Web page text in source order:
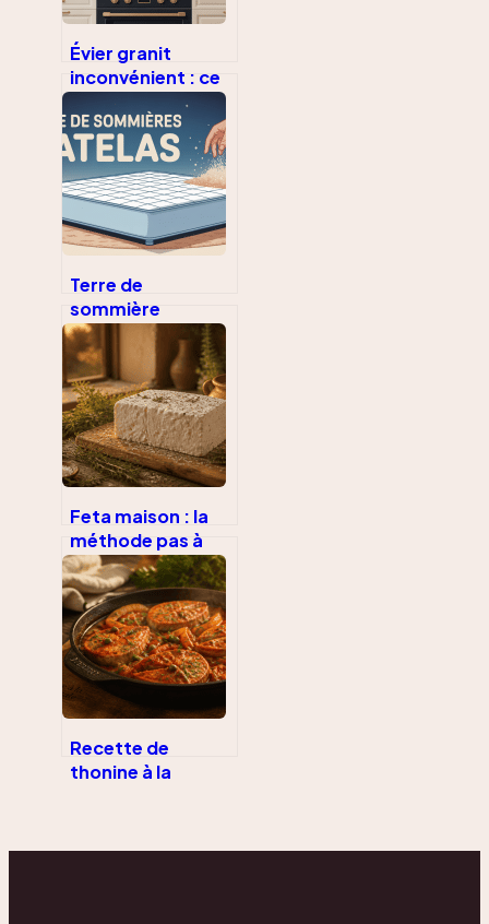
Évier granit
inconvénient : ce
qu’il faut
vraiment savoir
avant d’acheter
Terre de
sommière
matelas : mode
d’emploi complet
pour détacher et
désodoriser
Feta maison : la
méthode pas à
pas pour un
fromage
authentique à 7%
de sel
Recette de
thonine à la